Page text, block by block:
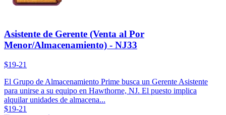
Asistente de Gerente (Venta al Por
Menor/Almacenamiento) - NJ33
$19-21
El Grupo de Almacenamiento Prime busca un Gerente Asistente
para unirse a su equipo en Hawthorne, NJ. El puesto implica
alquilar unidades de almacena...
$19-21